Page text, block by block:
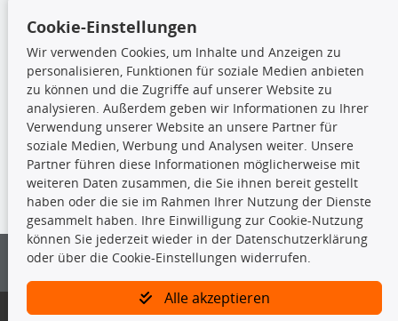
Schneeketten
TecDoc Inside
Die hier angezeigten Daten insbesondere die gesamte Datenbank dürfen
nicht kopiert werden.
Es ist zu unterlassen, die Daten oder die gesamte Datenbank ohne
vorherige Zustimmung von TecDoc zu vervielfältigen, zu verbreiten
und/oder diese Handlungen durch Dritte ausführen zu lassen. Ein
Bitte prüfen Sie, ob das über unseren Onlineshop identifizierte Ersatzteil
Cookie-Einstellungen
Wir verwenden Cookies, um Inhalte und Anzeigen zu
personalisieren, Funktionen für soziale Medien anbieten
zu können und die Zugriffe auf unserer Website zu
analysieren. Außerdem geben wir Informationen zu Ihrer
Verwendung unserer Website an unsere Partner für
soziale Medien, Werbung und Analysen weiter. Unsere
Partner führen diese Informationen möglicherweise mit
weiteren Daten zusammen, die Sie ihnen bereit gestellt
haben oder die sie im Rahmen Ihrer Nutzung der Dienste
gesammelt haben. Ihre Einwilligung zur Cookie-Nutzung
können Sie jederzeit wieder in der Datenschutzerklärung
oder über die Cookie-Einstellungen widerrufen.
Alle akzeptieren